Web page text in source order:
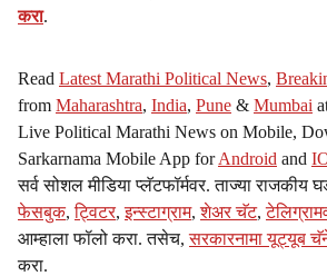
करा.
Read Latest Marathi Political News,
from Maharashtra, India, Pune & Mumbai
Live Political Marathi News on Mobile,
Sarkarnama Mobile App forAndroid and
सर्व सोशल मीडिया प्लॅटफॉर्मवर. ताज्या राजकीय
फेसबुक,ट्विटर,इन्स्टाग्राम,शेअर चॅट,
आम्हाला फॉलो करा. तसेच,सरकारनामा यूट्यूब
करा.